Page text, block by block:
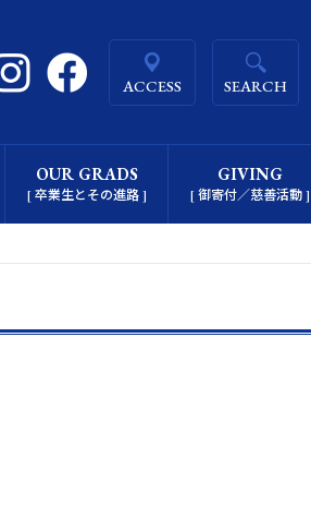
ACCESS SEARCH
OUR GRADS
[ 卒業生とその進路 ]
GIVING
[ 御寄付／慈善活動 ]